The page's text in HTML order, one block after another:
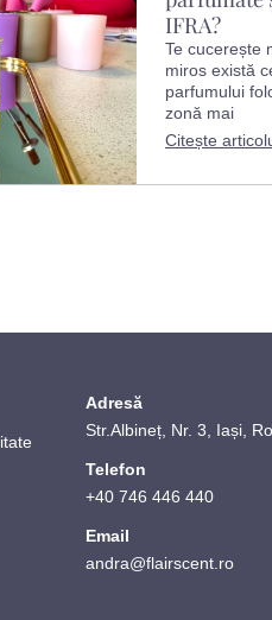
IFRA?
Te cucerește
miros există
parfumului
zonă mai
Citește
Adresă
Str.Albineț, Nr. 3, Iași,
Telefon
+40 746 446 440
Email
andra@flairscent.ro